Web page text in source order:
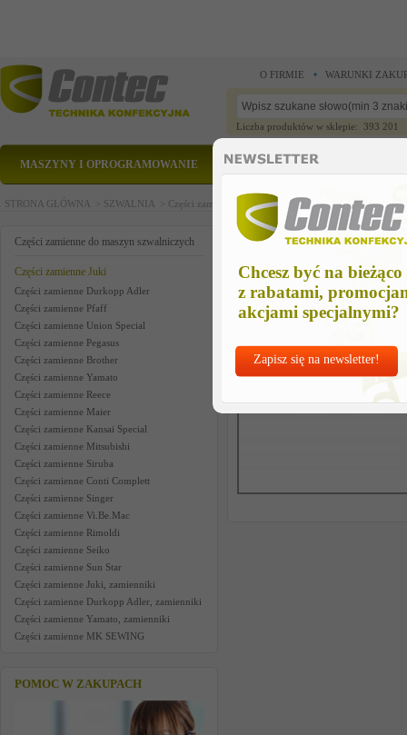
Chcesz być na bieżąco
z rabatami,
akcjami specjalnymi?
Zapisz się na newsletter!
O FIRMIE WARUNKI
Liczba produktów w sklepie: 393 201
MASZYNY I OPROGRAMOWANIE CZĘŚCI ZAMIENNE
STRONA GŁÓWNA > SZWALNIA > Części zamienne do maszyn szwalniczych >Części
Części zamienne do maszyn szwalniczych
Części zamienne Juki
Części zamienne Durkopp Adler
Części zamienne Pfaff
Części zamienne Union Special
Części zamienne Pegasus
Części zamienne Brother
Części zamienne Yamato
Części zamienne Reece
Części zamienne Maier
Części zamienne Kansai Special
Części zamienne Mitsubishi
Części zamienne Siruba
Części zamienne Conti Complett
Części zamienne Singer
Części zamienne Vi.Be.Mac
Części zamienne Rimoldi
Części zamienne Seiko
Części zamienne Sun Star
Części zamienne Juki, zamienniki
Części zamienne Durkopp Adler, zamienniki
Części zamienne Yamato, zamienniki
Części zamienne MK SEWING
POMOC W ZAKUPACH
condenser 100 pf